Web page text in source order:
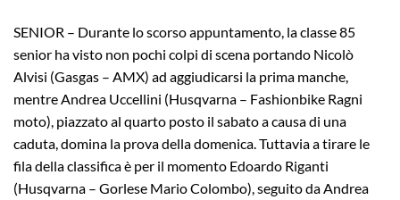
SENIOR – Durante lo scorso appuntamento, la classe 85
senior ha visto non pochi colpi di scena portando Nicolò
Alvisi (Gasgas – AMX) ad aggiudicarsi la prima manche,
mentre Andrea Uccellini (Husqvarna – Fashionbike Ragni
moto), piazzato al quarto posto il sabato a causa di una
caduta, domina la prova della domenica. Tuttavia a tirare le
fila della classifica è per il momento Edoardo Riganti
(Husqvarna – Gorlese Mario Colombo), seguito da Andrea